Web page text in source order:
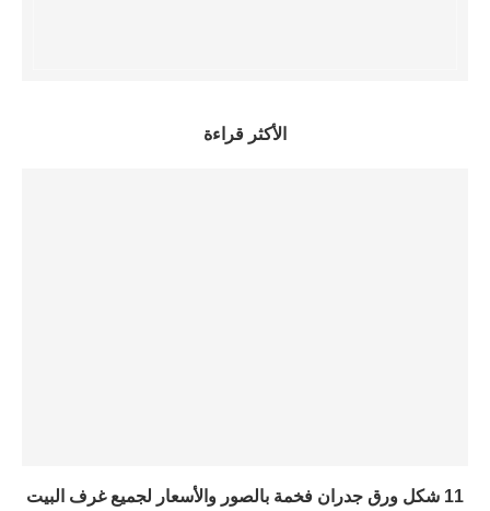
الأكثر قراءة
11 شكل ورق جدران فخمة بالصور والأسعار لجميع غرف البيت